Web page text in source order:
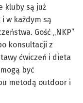
kluby są już
w każdym są
Gość „NKP”
konsultacji z
ćwiczeń i dieta
być
metodą outdoor i